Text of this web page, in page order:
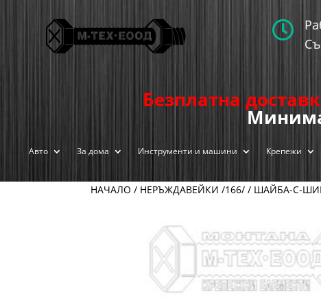

Безплатна
Авто За дома Инструменти и машини Крепежи
НАЧАЛО / НЕРЪЖДАВЕЙКИ /166/ / ШАЙБА-С-